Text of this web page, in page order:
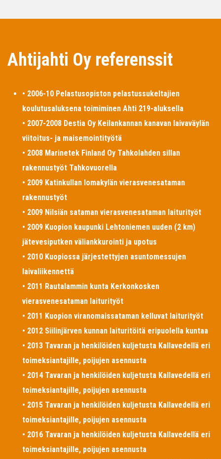
Ahtijahti Oy referenssit
• 2006-10 Pelastusopiston pelastussukeltajien
koulutusaluksena toimiminen Ahti 219-aluksella
• 2007-2008 Destia Oy Keilankannan kanavan laivaväylän
viitoitus- ja maisemointityötä
• 2008 Marinetek Finland Oy Tahkolahden sillan
rakennustyöt Tahkovuorella
• 2009 Katinkullan lomakylän vierasvenesataman
rakennustyöt
• 2009 Nilsiän sataman vierasvenesataman laiturityöt
• 2009 Kuopion kaupunki Lehtoniemen uuden (2 km)
jätevesiputken väliankkurointi ja upotus
• 2010 Kuopiossa järjestettyjen asuntomessujen
laivaliikennettä
• 2011 Rautalammin kunta Kerkonkosken
vierasvenesataman laiturityöt
• 2011 Kuopion viranomaissataman kelluvat laiturityöt
• 2012 Siilinjärven kunnan laituritöitä eripuolella kuntaa
• 2013 Tavaran ja henkilöiden kuljetusta Kallavedellä eri
toimeksiantajille, poijujen asennusta
• 2014 Tavaran ja henkilöiden kuljetusta Kallavedellä eri
toimeksiantajille, poijujen asennusta
• 2015 Tavaran ja henkilöiden kuljetusta Kallavedellä eri
toimeksiantajille, poijujen asennusta
• 2016 Tavaran ja henkilöiden kuljetusta Kallavedellä eri
toimeksiantajille, poijujen asennusta